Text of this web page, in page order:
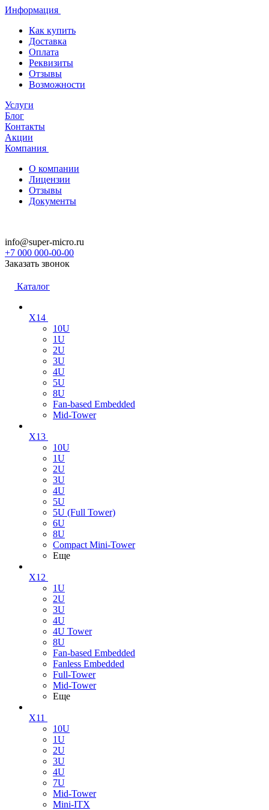
Информация
Как купить
Доставка
Оплата
Реквизиты
Отзывы
Возможности
Услуги
Блог
Контакты
Акции
Компания
О компании
Лицензии
Отзывы
Документы
info@super-micro.ru
+7 000 000-00-00
Заказать звонок
Каталог
X14
10U
1U
2U
3U
4U
5U
8U
Fan-based Embedded
Mid-Tower
X13
10U
1U
2U
3U
4U
5U
5U (Full Tower)
6U
8U
Compact Mini-Tower
Еще
X12
1U
2U
3U
4U
4U Tower
8U
Fan-based Embedded
Fanless Embedded
Full-Tower
Mid-Tower
Еще
X11
10U
1U
2U
3U
4U
7U
Mid-Tower
Mini-ITX